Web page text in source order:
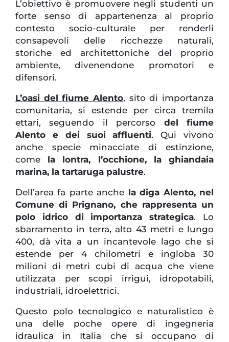
L’obiettivo è promuovere negli studenti un
forte senso di appartenenza al proprio
contesto socio-culturale per renderli
consapevoli delle ricchezze naturali,
storiche ed architettoniche del proprio
ambiente, divenendone promotori e
difensori.
L’oasi del fiume Alento, sito di importanza
comunitaria, si estende per circa tremila
ettari, seguendo il percorso del fiume
Alento e dei suoi affluenti. Qui vivono
anche specie minacciate di estinzione,
come la lontra, l’occhione, la ghiandaia
marina, la tartaruga palustre.
Dell’area fa parte anche la diga Alento, nel
Comune di Prignano, che rappresenta un
polo idrico di importanza strategica. Lo
sbarramento in terra, alto 43 metri e lungo
400, dà vita a un incantevole lago che si
estende per 4 chilometri e ingloba 30
milioni di metri cubi di acqua che viene
utilizzata per scopi irrigui, idropotabili,
industriali, idroelettrici.
Questo polo tecnologico e naturalistico è
una delle poche opere di ingegneria
idraulica in Italia che si occupano di